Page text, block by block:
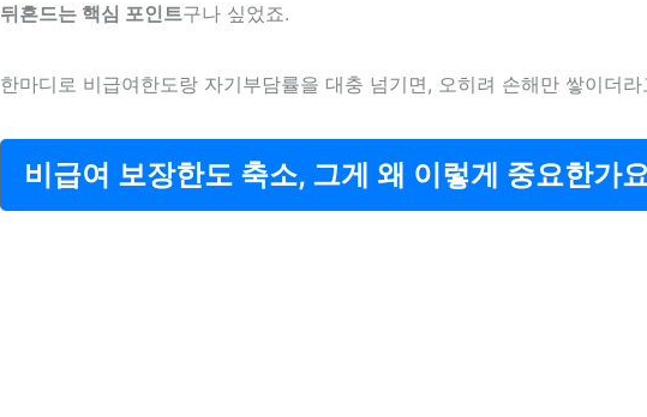
뒤흔드는 핵심 포인트구나 싶었죠.
한마디로 비급여한도랑 자기부담률을 대충 넘기면, 오히려 손해만 쌓이더라
비급여 보장한도 축소, 그게 왜 이렇게 중요한가